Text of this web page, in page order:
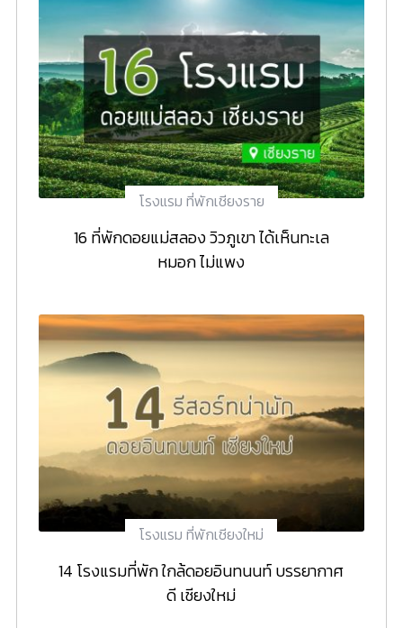
โรงแรม ที่พักเชียงราย
16 ที่พักดอยแม่สลอง วิวภูเขา ได้เห็นทะเล
หมอก ไม่แพง
โรงแรม ที่พักเชียงใหม่
14 โรงแรมที่พัก ใกล้ดอยอินทนนท์ บรรยากาศ
ดี เชียงใหม่